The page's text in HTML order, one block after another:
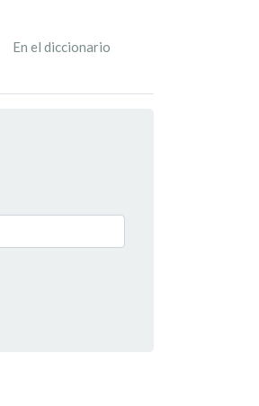
En el diccionario